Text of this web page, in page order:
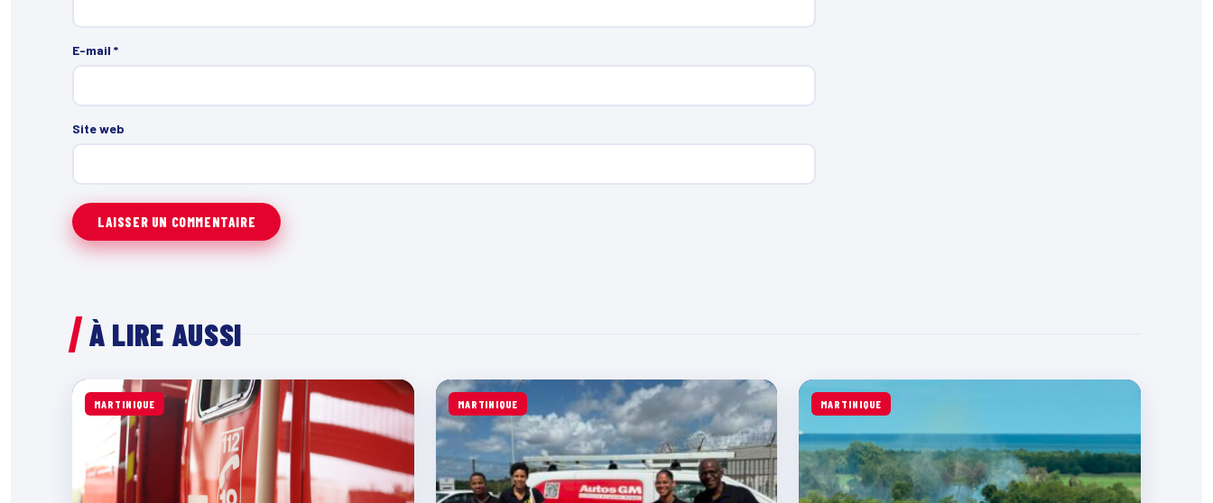
E-mail *
Site web
À LIRE AUSSI
MARTINIQUE MARTINIQUE MARTINIQUE